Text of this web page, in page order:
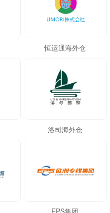
恒运通海外仓
洛司海外仓
EPS集团